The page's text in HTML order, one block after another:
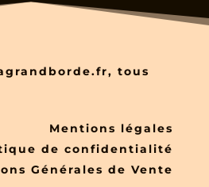
tous
Mentions légales
de confidentialité
Générales de Vente